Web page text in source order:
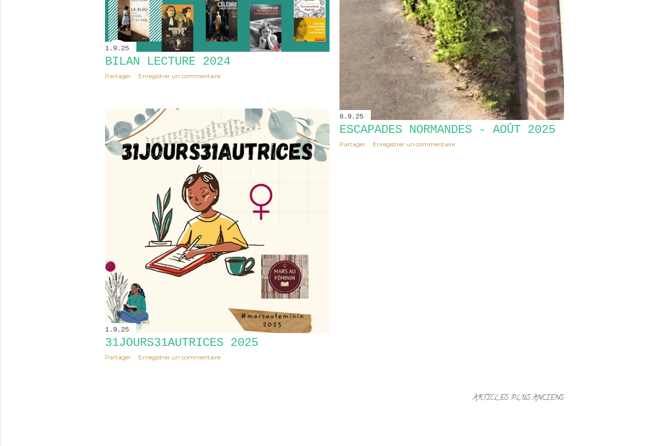
8.9.25
ESCAPADES NORMANDES - AOÛT 2025
Partager Enregistrer un commentaire
1.9.25
BILAN LECTURE 2024
Partager Enregistrer un commentaire
1.9.25
31JOURS31AUTRICES 2025
Partager Enregistrer un commentaire
ARTICLES PLUS ANCIENS